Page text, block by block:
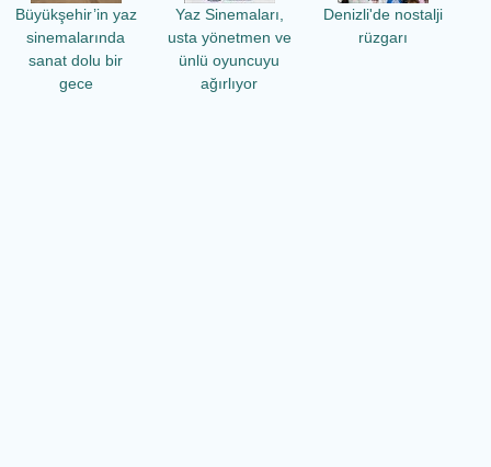
Büyükşehir’in yaz
sinemalarında
sanat dolu bir
gece
Yaz Sinemaları,
usta yönetmen ve
ünlü oyuncuyu
ağırlıyor
Denizli'de nostalji
rüzgarı